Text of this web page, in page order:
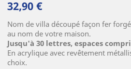
(17 avis)
32,90 €
Nom de villa découpé façon fer
au nom de votre maison.
Jusqu'à 30 lettres, espaces
En acrylique avec revêtement
choix.